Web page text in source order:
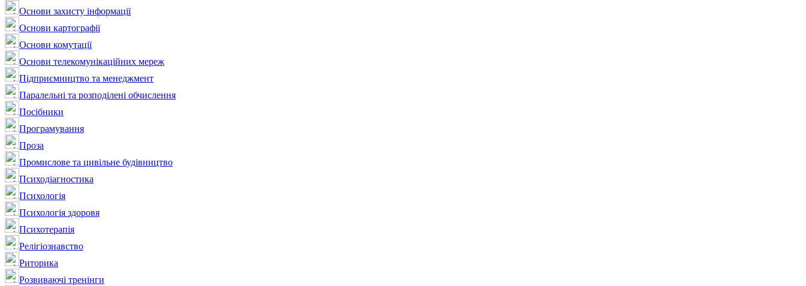
Основи захисту інформації
Основи картографії
Основи комутації
Основи телекомунікаційних мереж
Підприємництво та менеджмент
Паралельні та розподілені обчислення
Посібники
Програмування
Проза
Промислове та цивільне будівництво
Психодіагностика
Психологія
Психологія здоровя
Психотерапія
Релігіознавство
Риторика
Розвиваючі тренінги